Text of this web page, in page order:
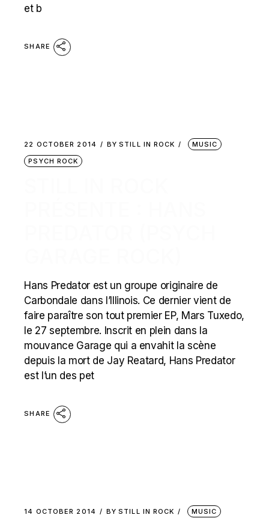
et b
SHARE
22 OCTOBER 2014 BY STILL IN ROCK
MUSIC
PSYCH ROCK
Hans Predator est un groupe originaire de
Carbondale dans l’Illinois. Ce dernier vient de
faire paraître son tout premier EP, Mars Tuxedo,
le 27 septembre. Inscrit en plein dans la
mouvance Garage qui a envahit la scène
depuis la mort de Jay Reatard, Hans Predator
est l’un des pet
SHARE
14 OCTOBER 2014 BY STILL IN ROCK MUSIC